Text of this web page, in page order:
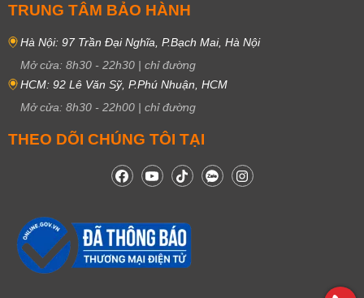
TRUNG TÂM BẢO HÀNH
Hà Nội: 97 Trần Đại Nghĩa, P.Bạch Mai, Hà Nội
Mở cửa: 8h30 - 22h30 | chỉ đường
HCM: 92 Lê Văn Sỹ, P.Phú Nhuận, HCM
Mở cửa: 8h30 - 22h00 | chỉ đường
THEO DÕI CHÚNG TÔI TẠI